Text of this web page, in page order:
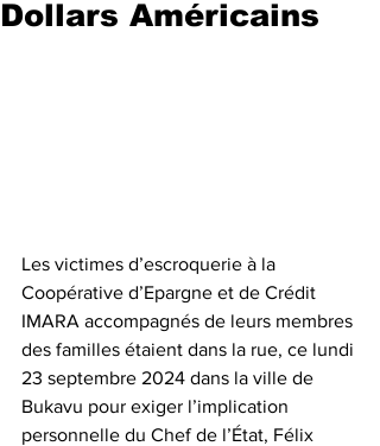
Dollars Américains
Les victimes d’escroquerie à la
Coopérative d’Epargne et de Crédit
IMARA accompagnés de leurs membres
des familles étaient dans la rue, ce lundi
23 septembre 2024 dans la ville de
Bukavu pour exiger l’implication
personnelle du Chef de l’État, Félix